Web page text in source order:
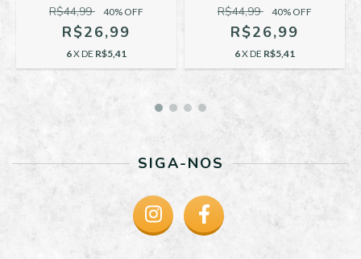
R$44,99 40% OFF
R$26,99
6X DE R$5,41
R$44,99 40% OFF
R$26,99
6X DE R$5,41
SIGA-NOS